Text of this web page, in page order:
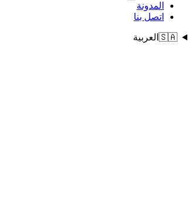
المدونة
اتصل بنا
🇸🇦العربية